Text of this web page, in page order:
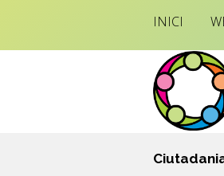
INICI